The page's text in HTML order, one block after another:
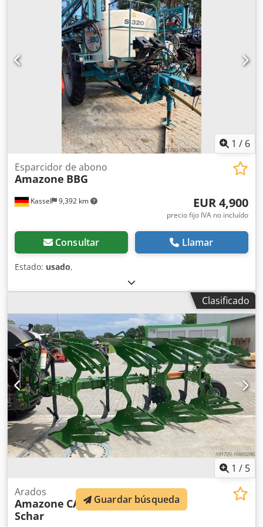
1 / 6
Kassel 9,392 km
Esparcidor de abono
Amazone BBG
EUR 4,900
precio fijo IVA no incluído
Consultar Llamar
Estado: usado,
Clasificado
1 / 5
Arados
Amazone CAYROS XMS 950 SB 4-
Schar
Guardar búsqueda